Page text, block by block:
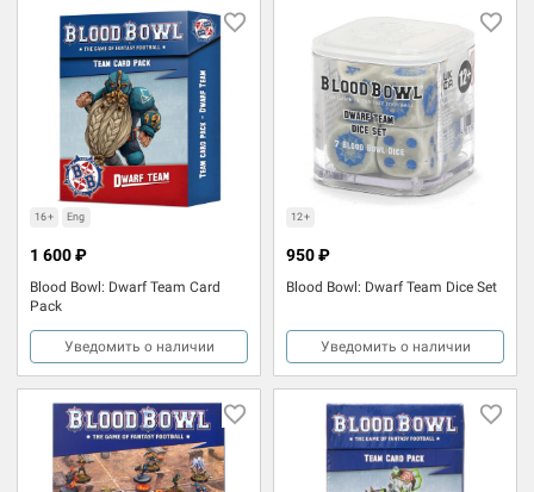
16+ Eng
Blood Bowl: Dwarf Team Card
Pack
1 600 ₽
Уведомить о наличии
12+
Blood Bowl: Dwarf Team Dice Set
950 ₽
Уведомить о наличии